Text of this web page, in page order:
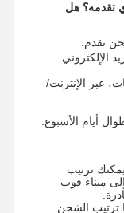
تقدمه؟ هل
الإلكتروني
عبر الإنترنت/
أيام الأسبوع.
ترتيب
ميناء فوب
ترتيب الشحن